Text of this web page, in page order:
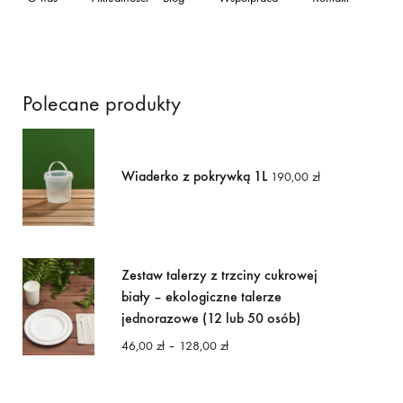
Polecane produkty
Wiaderko z pokrywką 1L 190,00 zł
Zestaw talerzy z trzciny cukrowej
biały – ekologiczne talerze
jednorazowe (12 lub 50 osób)
46,00 zł – 128,00 złZakres